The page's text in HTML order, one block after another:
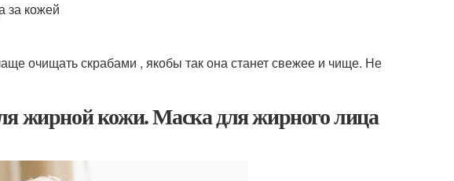
за кожей
очищать скрабами , якобы так она станет свежее и чище. Не
жирной кожи. Маска для жирного лица